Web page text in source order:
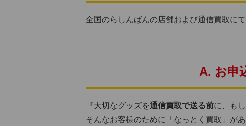
全国のらしんばんの店舗および通信買取に
A. お申
『大切なグッズを通信買取で送る前に、も
そんなお客様のために「なっとく買取」があ